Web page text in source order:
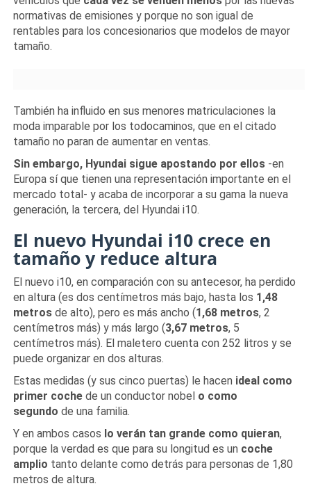
normativas de emisiones y porque no son igual de
rentables para los concesionarios que modelos de mayor
tamaño.
También ha influido en sus menores matriculaciones la
moda imparable por los todocaminos, que en el citado
tamaño no paran de aumentar en ventas.
Sin embargo, Hyundai sigue apostando por ellos-en
Europa sí que tienen una representación importante en el
mercado total- y acaba de incorporar a su gama la nueva
generación, la tercera, del Hyundai i10.
El nuevo Hyundai i10 crece en
tamaño y reduce altura
El nuevo i10, en comparación con su antecesor, ha perdido
en altura (es dos centímetros más bajo, hasta los 1,48
metrosde alto), pero es más ancho (1,68 metros, 2
centímetros más) y más largo (3,67 metros, 5
centímetros más). El maletero cuenta con 252 litros y se
puede organizar en dos alturas.
Estas medidas (y sus cinco puertas) le hacen ideal como
primer coche de un conductor nobel o como
segundo de una familia.
Y en ambos casos lo verán tan grande como quieran,
porque la verdad es que para su longitud es un coche
amplio tanto delante como detrás para personas de 1,80
metros de altura.